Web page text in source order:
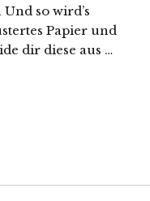
so wird’s
Papier und
dir diese aus …